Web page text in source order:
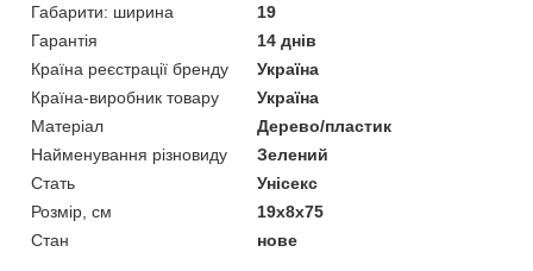
Габарити: ширина
19
Гарантія
14 днів
Країна реєстрації бренду
Україна
Країна-виробник товару
Україна
Матеріал
Дерево/пластик
Найменування різновиду
Зелений
Стать
Унісекс
Розмір, см
19х8х75
Стан
нове